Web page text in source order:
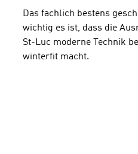
Das fachlich bestens
wichtig es ist, dass die
St-Luc moderne Technik
winterfit macht.